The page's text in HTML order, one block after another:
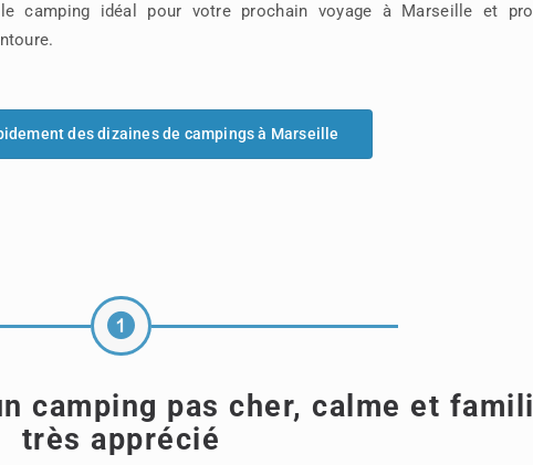
camping idéal pour votre prochain voyage à Marseille et
des dizaines de campings à Marseille
camping pas cher, calme et
très apprécié